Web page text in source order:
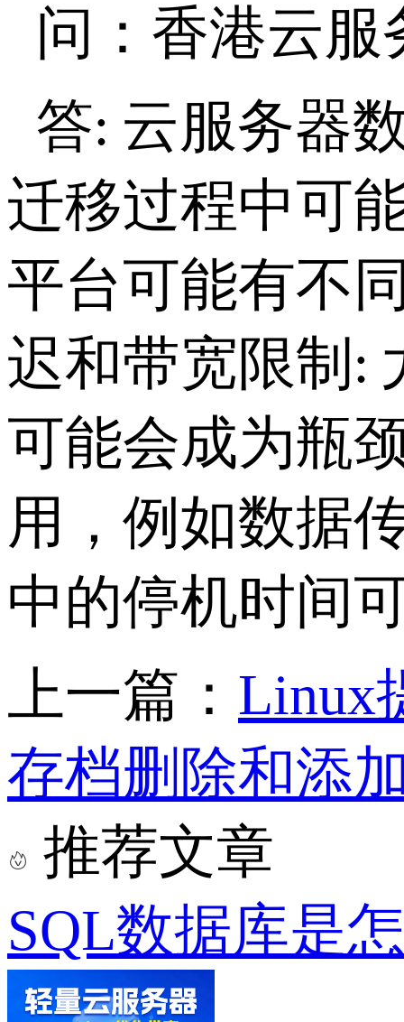
问：香港云
答: 云服务器
迁移过程中可
平台可能有不
迟和带宽限制:
可能会成为瓶
用，例如数据
中的停机时间
上一篇： Linux
存档删除和添
推荐文章
SQL数据库是